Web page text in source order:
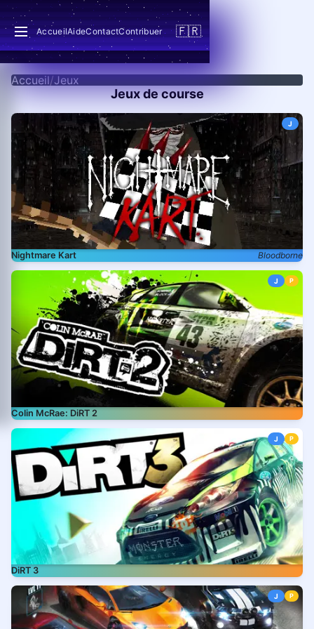
AccueilAideContactContribuer 🇫🇷
Accueil/Jeux
Jeux de course
J
Nightmare Kart Bloodborne
J P
Colin McRae: DiRT 2
J P
DiRT 3
J P